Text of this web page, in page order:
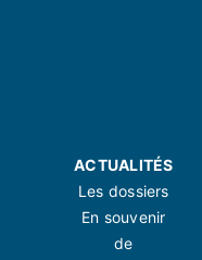
ACTUALITÉS
Les dossiers
En souvenir
de